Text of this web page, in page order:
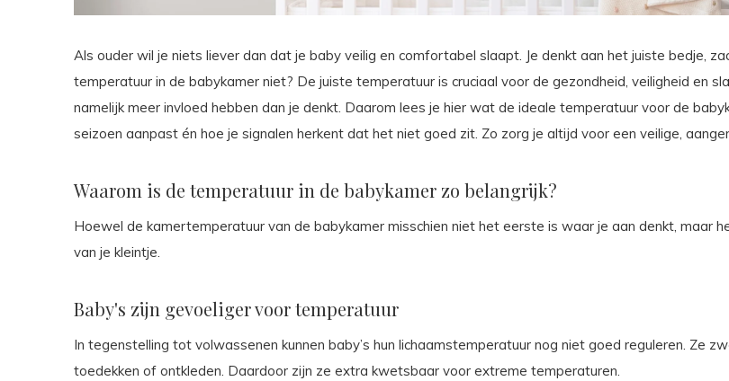
Als ouder wil je niets liever dan dat je baby veilig en comfortabel slaapt. Je denkt aan het juiste bedje,
temperatuur in de babykamer niet? De juiste temperatuur is cruciaal voor de gezondheid, veiligheid en
namelijk meer invloed hebben dan je denkt. Daarom lees je hier wat de ideale temperatuur voor de
seizoen aanpast én hoe je signalen herkent dat het niet goed zit. Zo zorg je altijd voor een veilige,
Waarom is de temperatuur in de babykamer zo belangrijk?
Hoewel de kamertemperatuur van de babykamer misschien niet het eerste is waar je aan denkt, maar
van je kleintje.
Baby's zijn gevoeliger voor temperatuur
In tegenstelling tot volwassenen kunnen baby’s hun lichaamstemperatuur nog niet goed reguleren. Ze
toedekken of ontkleden. Daardoor zijn ze extra kwetsbaar voor extreme temperaturen.